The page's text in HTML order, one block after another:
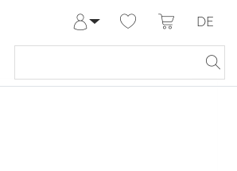
Anmelden
Meine Bestellungen
DE